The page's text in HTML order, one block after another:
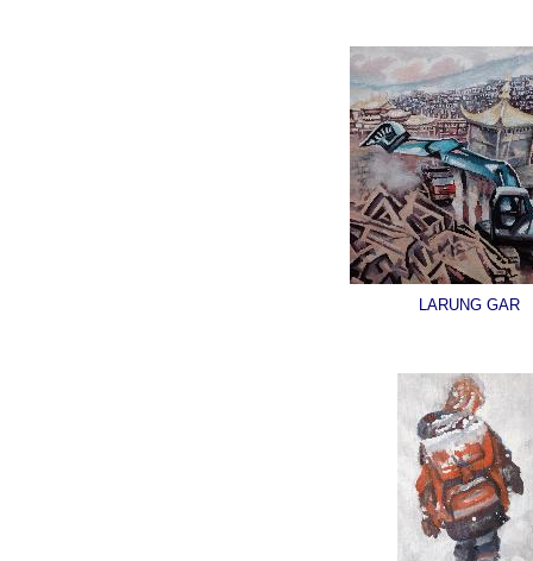
LARUNG GAR